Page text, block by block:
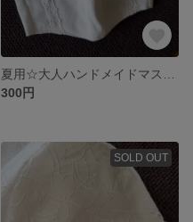
300円
SOLD OUT